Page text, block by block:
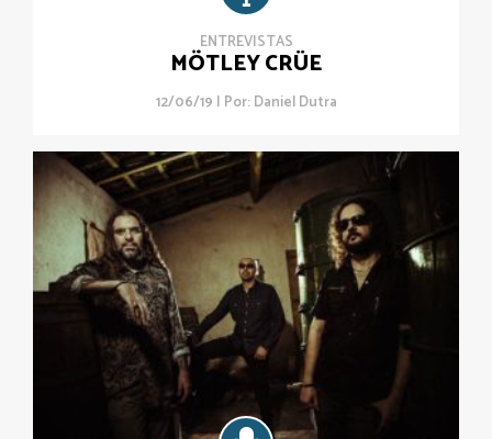
ENTREVISTAS
MÖTLEY CRÜE
12/06/19 | Por:Daniel Dutra